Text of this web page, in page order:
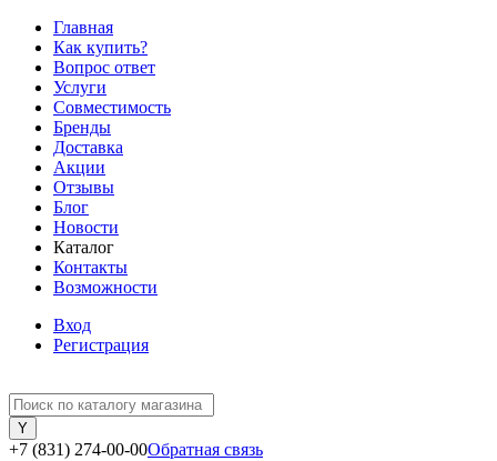
Главная
Как купить?
Вопрос ответ
Услуги
Совместимость
Бренды
Доставка
Акции
Отзывы
Блог
Новости
Каталог
Контакты
Возможности
Вход
Регистрация
+7 (831) 274-00-00Обратная связь